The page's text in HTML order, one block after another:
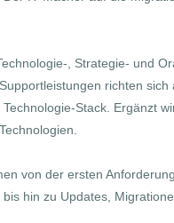
, Strategie- und
richten
Stack. Ergänzt
von der ersten
hin zu Updates,